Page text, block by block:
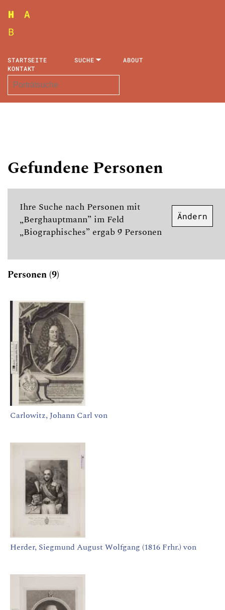
STARTSEITE SUCHE
ABOUT
KONTAKT
Gefundene Personen
Ihre Suche nach Personen mit
„Berghauptmann” im Feld
„Biographisches” ergab 9 Personen
Ändern
Personen (9)
Carlowitz, Johann Carl von
Herder, Siegmund August Wolfgang (1816 Frhr.) von